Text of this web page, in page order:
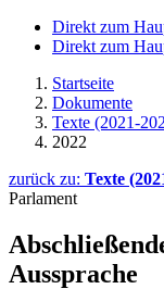
Direkt zum
Direkt zum
Startseite
Dokumente
Texte (2021-
2022
zurück zu: Texte
Parlament
Aussprache